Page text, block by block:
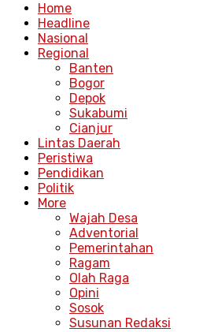
Home
Headline
Nasional
Regional
Banten
Bogor
Depok
Sukabumi
Cianjur
Lintas Daerah
Peristiwa
Pendidikan
Politik
More
Wajah Desa
Adventorial
Pemerintahan
Ragam
Olah Raga
Opini
Sosok
Susunan Redaksi